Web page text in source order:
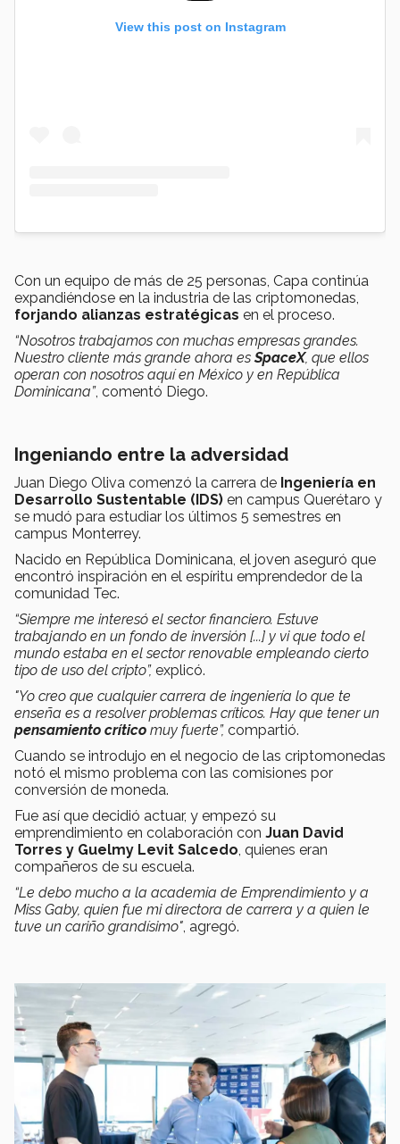
View this post on Instagram
Con un equipo de más de 25 personas, Capa continúa
expandiéndose en la industria de las criptomonedas,
forjando alianzas estratégicas en el proceso.
“Nosotros trabajamos con muchas empresas grandes.
Nuestro cliente más grande ahora esSpaceX, que ellos
operan con nosotros aquí en México y en República
Dominicana”, comentó Diego.
Ingeniando entre la adversidad
Juan Diego Oliva comenzó la carrera de Ingeniería en
Desarrollo Sustentable (IDS) en campus Querétaro y
se mudó para estudiar los últimos 5 semestres en
campus Monterrey.
Nacido en República Dominicana, el joven aseguró que
encontró inspiración en el espíritu emprendedor de la
comunidad Tec.
“Siempre me interesó el sector financiero. Estuve
trabajando en un fondo de inversión [...] y vi que todo el
mundo estaba en el sector renovable empleando cierto
tipo de uso del cripto”, explicó.
"Yo creo que cualquier carrera de ingeniería lo que te
enseña es a resolver problemas críticos. Hay que tener un
pensamiento crítico muy fuerte”, compartió.
Cuando se introdujo en el negocio de las criptomonedas
notó el mismo problema con las comisiones por
conversión de moneda.
Fue así que decidió actuar, y empezó su
emprendimiento en colaboración con Juan David
Torres y Guelmy Levit Salcedo, quienes eran
compañeros de su escuela.
“Le debo mucho a la academia de Emprendimiento y a
Miss Gaby, quien fue mi directora de carrera y a quien le
tuve un cariño grandísimo", agregó.